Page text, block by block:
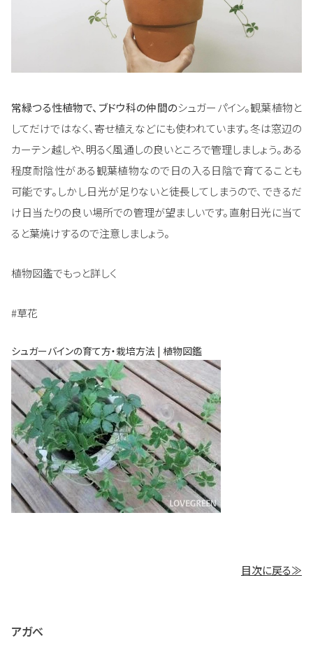
常緑つる性植物で、ブドウ科の仲間のシュガーパイン。観葉植物と
してだけではなく、寄せ植えなどにも使われています。冬は窓辺の
カーテン越しや、明るく風通しの良いところで管理しましょう。ある
程度耐陰性がある観葉植物なので日の入る日陰で育てることも
可能です。しかし日光が足りないと徒長してしまうので、できるだ
け日当たりの良い場所での管理が望ましいです。直射日光に当て
ると葉焼けするので注意しましょう。
植物図鑑でもっと詳しく
#草花
シュガーバインの育て方・栽培方法 | 植物図鑑
目次に戻る≫
アガべ